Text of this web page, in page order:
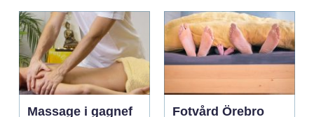
Massage i gagnef
Fotvård Örebro